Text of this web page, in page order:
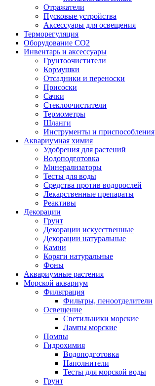
Отражатели
Пусковые устройства
Аксессуары для освещения
Терморегуляция
Оборудование CO2
Инвентарь и аксессуары
Грунтоочистители
Кормушки
Отсадники и переноски
Присоски
Сачки
Стеклоочистители
Термометры
Шланги
Инструменты и приспособления
Аквариумная химия
Удобрения для растений
Водоподготовка
Минерализаторы
Тесты для воды
Средства против водорослей
Лекарственные препараты
Реактивы
Декорации
Грунт
Декорации искусственные
Декорации натуральные
Камни
Коряги натуральные
Фоны
Аквариумные растения
Морской аквариум
Фильтрация
Фильтры, пеноотделители
Освещение
Светильники морские
Лампы морские
Помпы
Гидрохимия
Водоподготовка
Наполнители
Тесты для морской воды
Грунт